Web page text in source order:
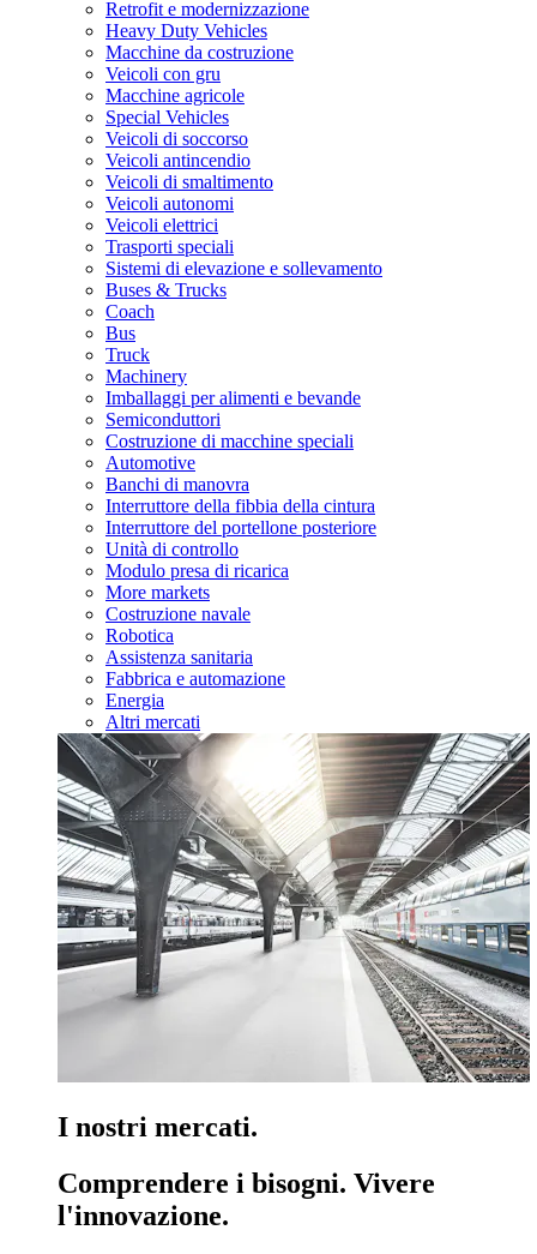
Retrofit e modernizzazione
Heavy Duty Vehicles
Macchine da costruzione
Veicoli con gru
Macchine agricole
Special Vehicles
Veicoli di soccorso
Veicoli antincendio
Veicoli di smaltimento
Veicoli autonomi
Veicoli elettrici
Trasporti speciali
Sistemi di elevazione e sollevamento
Buses & Trucks
Coach
Bus
Truck
Machinery
Imballaggi per alimenti e bevande
Semiconduttori
Costruzione di macchine speciali
Automotive
Banchi di manovra
Interruttore della fibbia della cintura
Interruttore del portellone posteriore
Unità di controllo
Modulo presa di ricarica
More markets
Costruzione navale
Robotica
Assistenza sanitaria
Fabbrica e automazione
Energia
Altri mercati
I nostri mercati.
Comprendere i bisogni. Vivere
l'innovazione.